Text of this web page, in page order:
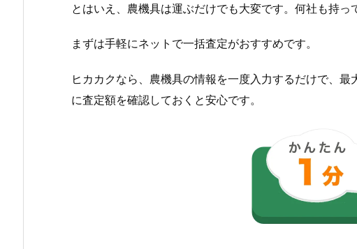
とはいえ、農機具は運ぶだけでも大変です。何社も持っ
まずは手軽にネットで一括査定がおすすめです。
ヒカカクなら、農機具の情報を一度入力するだけで、
に査定額を確認しておくと安心です。